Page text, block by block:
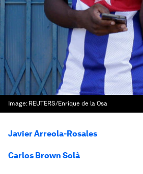
Image: REUTERS/Enrique de la Osa
Javier Arreola-Rosales
Carlos Brown Solà